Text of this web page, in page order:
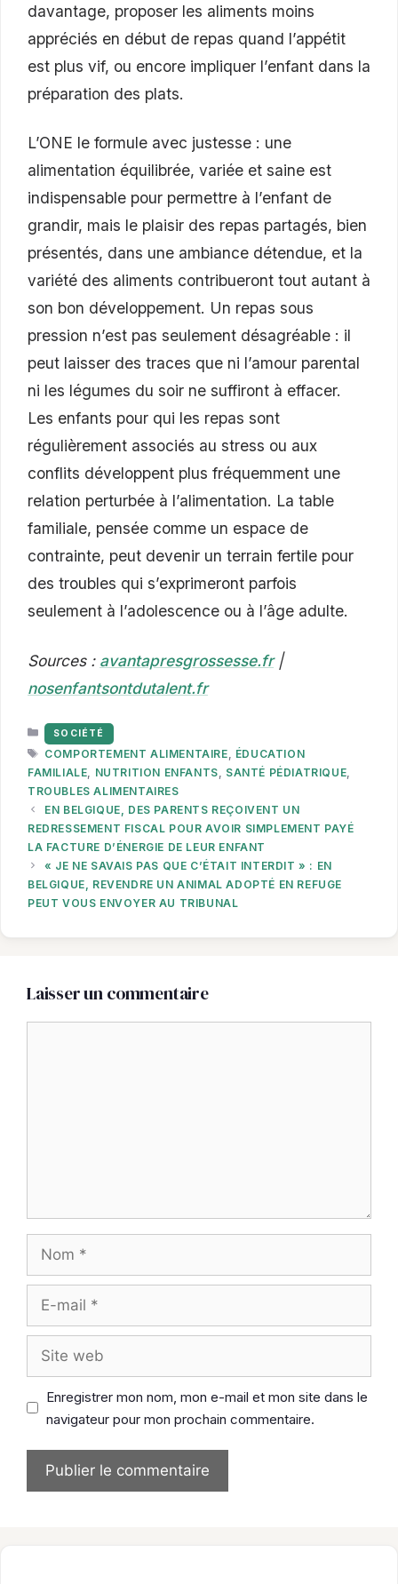
davantage, proposer les aliments moins
appréciés en début de repas quand l’appétit
est plus vif, ou encore impliquer l’enfant dans la
préparation des plats.
L’ONE le formule avec justesse : une
alimentation équilibrée, variée et saine est
indispensable pour permettre à l’enfant de
grandir, mais le plaisir des repas partagés, bien
présentés, dans une ambiance détendue, et la
variété des aliments contribueront tout autant à
son bon développement. Un repas sous
pression n’est pas seulement désagréable : il
peut laisser des traces que ni l’amour parental
ni les légumes du soir ne suffiront à effacer.
Les enfants pour qui les repas sont
régulièrement associés au stress ou aux
conflits développent plus fréquemment une
relation perturbée à l’alimentation. La table
familiale, pensée comme un espace de
contrainte, peut devenir un terrain fertile pour
des troubles qui s’exprimeront parfois
seulement à l’adolescence ou à l’âge adulte.
Sources : avantapresgrossesse.fr|
nosenfantsontdutalent.fr
CATÉGORIES
SOCIÉTÉ
ÉTIQUETTES
COMPORTEMENT ALIMENTAIRE
ÉDUCATION
FAMILIALE
NUTRITION ENFANTS SANTÉ PÉDIATRIQUE
TROUBLES ALIMENTAIRES
EN BELGIQUE, DES PARENTS REÇOIVENT UN
REDRESSEMENT FISCAL POUR AVOIR SIMPLEMENT PAYÉ
LA FACTURE D’ÉNERGIE DE LEUR ENFANT
« JE NE SAVAIS PAS QUE C’ÉTAIT INTERDIT » : EN
BELGIQUE, REVENDRE UN ANIMAL ADOPTÉ EN REFUGE
PEUT VOUS ENVOYER AU TRIBUNAL
Laisser un commentaire
web
Enregistrer mon nom, mon e-mail et mon site dans le
navigateur pour mon prochain commentaire.